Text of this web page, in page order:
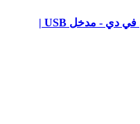
Sony MEX-DV1700U - مستقبل دي في دي - مدخل USB |